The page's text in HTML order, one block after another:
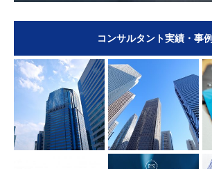
コンサルタント実績・事例